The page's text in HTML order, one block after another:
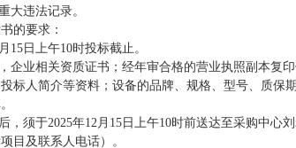
大违法记录。
的要求：
15日上午10时投标截止。
企业相关资质证书；经年审合格的营业执照副本复
标人简介等资料；设备的品牌、规格、型号、质保
，须于2025年12月15日上午10时前送达至采购中心
目及联系人电话）。